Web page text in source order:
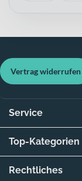
Vertrag widerrufen
Service
Top-Kategorien
Rechtliches